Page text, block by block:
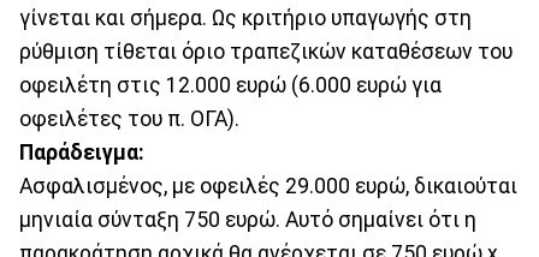
γίνεται και σήμερα. Ως κριτήριο υπαγωγής στη
ρύθμιση τίθεται όριο τραπεζικών καταθέσεων του
οφειλέτη στις 12.000 ευρώ (6.000 ευρώ για
οφειλέτες του π. ΟΓΑ).
Παράδειγμα:
Ασφαλισμένος, με οφειλές 29.000 ευρώ, δικαιούται
μηνιαία σύνταξη 750 ευρώ. Αυτό σημαίνει ότι η